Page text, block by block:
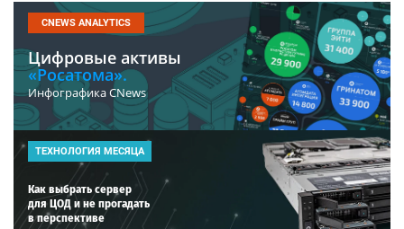
CNEWS ANALYTICS
Цифровые активы
«Росатома».
Инфографика CNews
ТЕХНОЛОГИЯ МЕСЯЦА
Как выбрать сервер
для ЦОД и не прогадать
в перспективе